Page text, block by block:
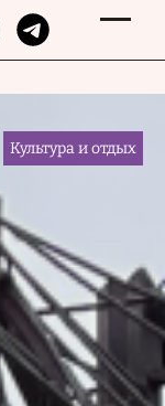
Культура и отдых